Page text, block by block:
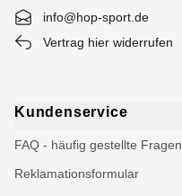
info@hop-sport.de
Vertrag hier widerrufen
Kundenservice
FAQ - häufig gestellte Fragen
Reklamationsformular